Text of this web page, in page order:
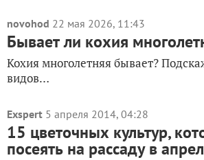
novohod 22 мая 2026, 11:43
Бывает ли кохия
Кохия многолетняя бывает?
видов…
Exspert 5 апреля 2014, 04:28
15 цветочных культур,
посеять на рассаду в